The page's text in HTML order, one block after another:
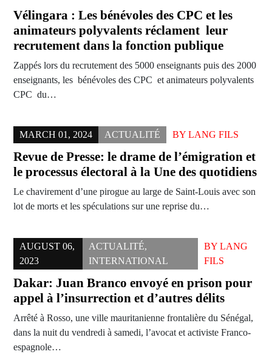
Vélingara : Les bénévoles des CPC et les
animateurs polyvalents réclament leur
recrutement dans la fonction publique
Zappés lors du recrutement des 5000 enseignants puis des 2000
enseignants, les bénévoles des CPC et animateurs polyvalents
CPC du…
MARCH 01, 2024 ACTUALITÉ BY LANG FILS
Revue de Presse: le drame de l’émigration et
le processus électoral à la Une des quotidiens
Le chavirement d’une pirogue au large de Saint-Louis avec son
lot de morts et les spéculations sur une reprise du…
AUGUST 06,
2023
ACTUALITÉ,
INTERNATIONAL
BY LANG
FILS
Dakar: Juan Branco envoyé en prison pour
appel à l’insurrection et d’autres délits
Arrêté à Rosso, une ville mauritanienne frontalière du Sénégal,
dans la nuit du vendredi à samedi, l’avocat et activiste Franco-
espagnole…